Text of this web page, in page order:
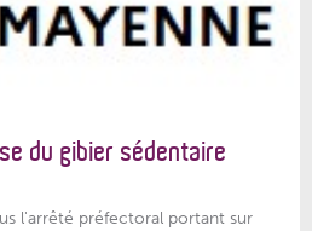
du gibier sédentaire
l'arrêté préfectoral portant sur